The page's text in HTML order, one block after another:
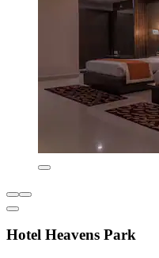
Hotel Heavens Park